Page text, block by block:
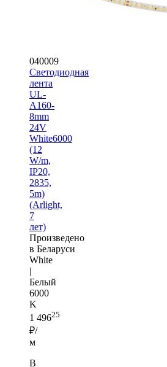
040009
Светодиодная
лента
UL-
A160-
8mm
24V
White6000
(12
W/m,
IP20,
2835,
5m)
(Arlight,
7
лет)
Произведено
в Беларуси
White
|
Белый
6000
K
1 49625
₽/
м
В